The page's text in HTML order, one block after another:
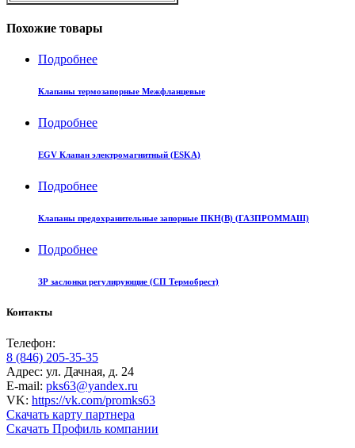
Похожие товары
Подробнее
Клапаны термозапорные Межфланцевые
Подробнее
EGV Клапан электромагнитный (ESKA)
Подробнее
Клапаны предохранительные запорные ПКН(В) (ГАЗПРОММАШ)
Подробнее
ЗР заслонки регулирующие (СП Термобрест)
Контакты
Телефон:
8 (846) 205-35-35
Адрес: ул. Дачная, д. 24
E-mail: pks63@yandex.ru
VK: https://vk.com/promks63
Скачать карту партнера
Скачать Профиль компании